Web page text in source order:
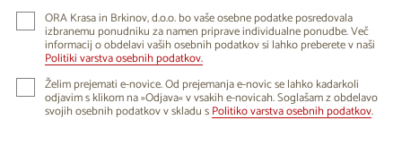
ORA Krasa in Brkinov, d.o.o. bo vaše osebne podatke posredovala
izbranemu ponudniku za namen priprave individualne ponudbe. Več
informacij o obdelavi vaših osebnih podatkov si lahko preberete v naši
Politiki varstva osebnih podatkov.
Želim prejemati e-novice. Od prejemanja e-novic se lahko kadarkoli
odjavim s klikom na »Odjava« v vsakih e-novicah. Soglašam z obdelavo
svojih osebnih podatkov v skladu sPolitiko varstva osebnih podatkov.